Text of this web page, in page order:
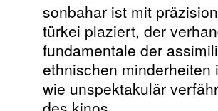
sonbahar ist mit
türkei plaziert, der
fundamentale der
ethnischen
wie unspektakulär